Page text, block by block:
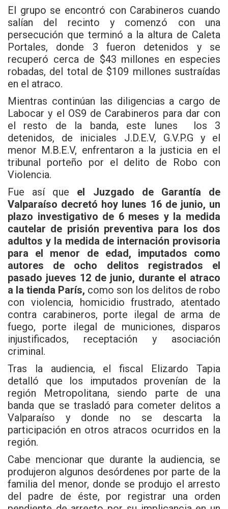
El grupo se encontró con Carabineros cuando
salían del recinto y comenzó con una
persecución que terminó a la altura de Caleta
Portales, donde 3 fueron detenidos y se
recuperó cerca de $43 millones en especies
robadas, del total de $109 millones sustraídas
en el atraco.
Mientras continúan las diligencias a cargo de
Labocar y el OS9 de Carabineros para dar con
el resto de la banda, este lunes los 3
detenidos, de iniciales J.D.E.V, G.V.P.G y el
menor M.B.E.V, enfrentaron a la justicia en el
tribunal porteño por el delito de Robo con
Violencia.
Fue así que el Juzgado de Garantía de
Valparaíso decretó hoy lunes 16 de junio, un
plazo investigativo de 6 meses y la medida
cautelar de prisión preventiva para los dos
adultos y la medida de internación provisoria
para el menor de edad, imputados como
autores de ocho delitos registrados el
pasado jueves 12 de junio, durante el atraco
a la tienda París, como son los delitos de robo
con violencia, homicidio frustrado, atentado
contra carabineros, porte ilegal de arma de
fuego, porte ilegal de municiones, disparos
injustificados, receptación y asociación
criminal.
Tras la audiencia, el fiscal Elizardo Tapia
detalló que los imputados provenían de la
región Metropolitana, siendo parte de una
banda que se trasladó para cometer delitos a
Valparaíso y donde no se descarta la
participación en otros atracos ocurridos en la
región.
Cabe mencionar que durante la audiencia, se
produjeron algunos desórdenes por parte de la
familia del menor, donde se produjo el arresto
del padre de éste, por registrar una orden